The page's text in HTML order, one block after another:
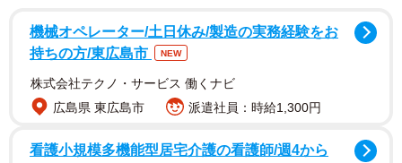
機械オペレーター/土日休み/製造の実務経験をお
持ちの方/東広島市
NEW
株式会社テクノ・サービス 働くナビ
広島県 東広島市
派遣社員：時給1,300円
看護小規模多機能型居宅介護の看護師/週4から